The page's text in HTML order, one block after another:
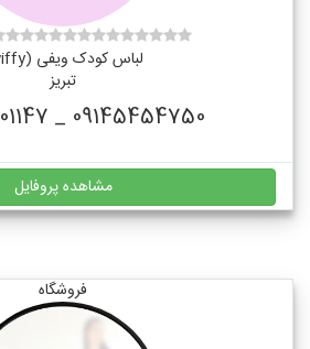
لباس کودک ویفی (wiffy)
تبریز
09145454750 _ 09355601147
مشاهده پروفایل
فروشگاه